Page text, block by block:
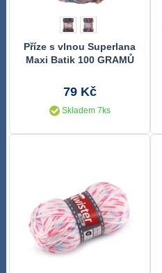
Příze s vlnou Superlana
Maxi Batik 100 GRAMŮ
79 Kč
Skladem 7ks